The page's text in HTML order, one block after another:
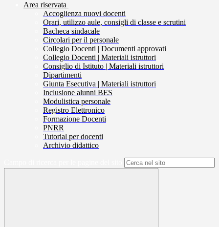
Area riservata
Accoglienza nuovi docenti
Orari, utilizzo aule, consigli di classe e scrutini
Bacheca sindacale
Circolari per il personale
Collegio Docenti | Documenti approvati
Collegio Docenti | Materiali istruttori
Consiglio di Istituto | Materiali istruttori
Dipartimenti
Giunta Esecutiva | Materiali istruttori
Inclusione alunni BES
Modulistica personale
Registro Elettronico
Formazione Docenti
PNRR
Tutorial per docenti
Archivio didattico